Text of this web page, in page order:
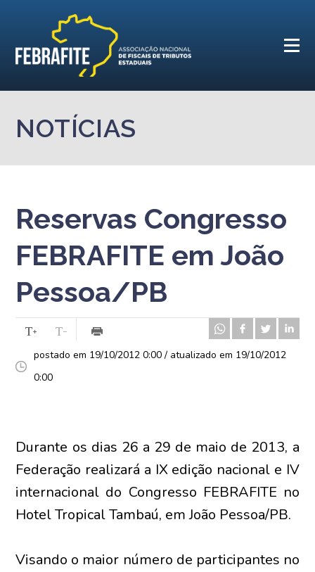
NOTÍCIAS
Reservas Congresso
FEBRAFITE em João
Pessoa/PB
postado em 19/10/2012 0:00 / atualizado em 19/10/2012
0:00
Durante os dias 26 a 29 de maio de 2013, a
Federação realizará a IX edição nacional e IV
internacional do Congresso FEBRAFITE no
Hotel Tropical Tambaú, em João Pessoa/PB.
Visando o maior número de participantes no